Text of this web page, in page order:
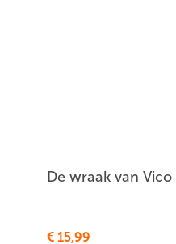
De wraak van Vico
€ 15,99